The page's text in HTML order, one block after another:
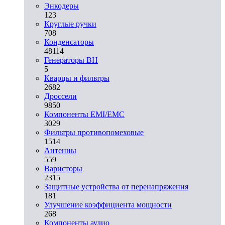
Энкодеры
123
Круглые ручки
708
Конденсаторы
48114
Генераторы ВН
5
Кварцы и фильтры
2682
Дроссели
9850
Компоненты EMI/EMC
3029
Фильтры противопомеховые
1514
Антенны
559
Варисторы
2315
Защитные устройства от перенапряжения
181
Улучшение коэффициента мощности
268
Компоненты аудио